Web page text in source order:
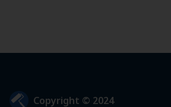
Copyright © 2024